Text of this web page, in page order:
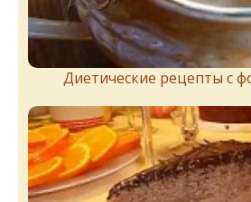
Диетические рецепты с